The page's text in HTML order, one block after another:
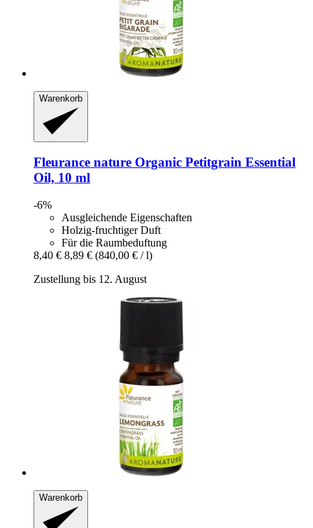
Warenkorb
Fleurance nature Organic Petitgrain Essential
Oil, 10 ml
-6%
Ausgleichende Eigenschaften
Holzig-fruchtiger Duft
Für die Raumbeduftung
8,40 € 8,89 € (840,00 € / l)
Zustellung bis 12. August
Warenkorb